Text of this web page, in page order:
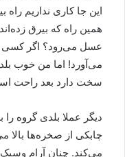
این جا کاری نداریم راه
همین راه که بیرق
عسل می‌رود؟ اگر کسی
می‌آورد! اما من خوب
سخت دارد بعد راحت
دیگر عملا بلدی گروه
چابکی از صخره‌ها بالا
می‌کند. چنان آرام